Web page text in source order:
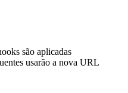
são aplicadas
usarão a nova URL